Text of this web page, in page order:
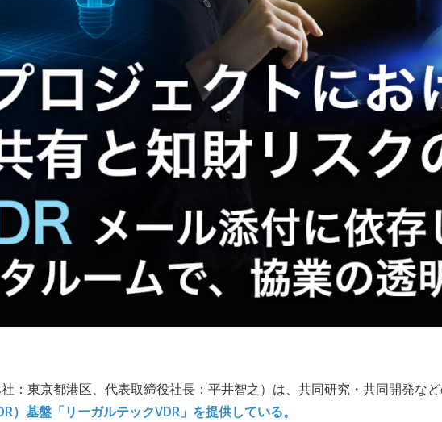
：東京都港区、代表取締役社長：平井智之）は、共同研究・共同開発な
）基盤「リーガルテックVDR」を提供している。